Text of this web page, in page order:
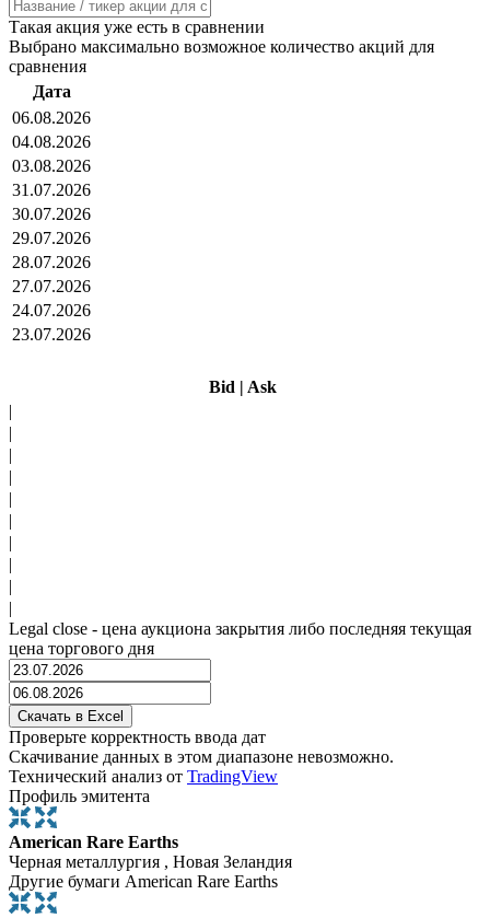
Такая акция уже есть в сравнении
Выбрано максимально возможное количество акций для
сравнения
Дата
06.08.2026
04.08.2026
03.08.2026
31.07.2026
30.07.2026
29.07.2026
28.07.2026
27.07.2026
24.07.2026
23.07.2026
Bid | Ask
|
|
|
|
|
|
|
|
|
|
Legal close - цена аукциона закрытия либо последняя текущая
цена торгового дня
Проверьте корректность ввода дат
Скачивание данных в этом диапазоне невозможно.
Технический анализ от TradingView
Профиль эмитента
American Rare Earths
Черная металлургия , Новая Зеландия
Другие бумаги American Rare Earths